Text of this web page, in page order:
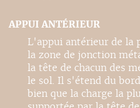
APPUI ANTÉRIEUR
L'appui antérieur de la
la zone de jonction
la tête de chacun des
le sol. Il s'étend du
bien que la charge la